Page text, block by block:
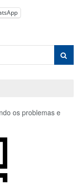
os problemas e